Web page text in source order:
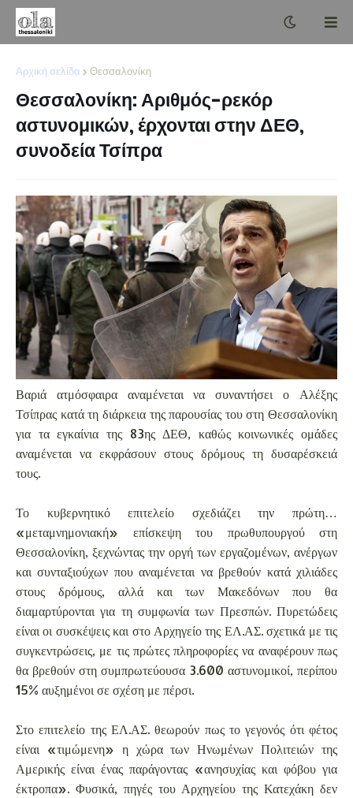
Αρχική σελίδα Θεσσαλονίκη
Θεσσαλονίκη: Αριθμός-ρεκόρ
αστυνομικών, έρχονται στην ΔΕΘ,
συνοδεία Τσίπρα
Βαριά ατμόσφαιρα αναμένεται να συναντήσει ο Αλέξης
Τσίπρας κατά τη διάρκεια της παρουσίας του στη Θεσσαλονίκη
για τα εγκαίνια της 83ης ΔΕΘ, καθώς κοινωνικές ομάδες
αναμένεται να εκφράσουν στους δρόμους τη δυσαρέσκειά
τους.
Το κυβερνητικό επιτελείο σχεδιάζει την πρώτη…
«μεταμνημονιακή» επίσκεψη του πρωθυπουργού στη
Θεσσαλονίκη, ξεχνώντας την οργή των εργαζομένων, ανέργων
και συνταξιούχων που αναμένεται να βρεθούν κατά χιλιάδες
στους δρόμους, αλλά και των Μακεδόνων που θα
διαμαρτύρονται για τη συμφωνία των Πρεσπών. Πυρετώδεις
είναι οι συσκέψεις και στο Αρχηγείο της ΕΛ.ΑΣ. σχετικά με τις
συγκεντρώσεις, με τις πρώτες πληροφορίες να αναφέρουν πως
θα βρεθούν στη συμπρωτεύουσα 3.600 αστυνομικοί, περίπου
15% αυξημένοι σε σχέση με πέρσι.
Στο επιτελείο της ΕΛ.ΑΣ. θεωρούν πως το γεγονός ότι φέτος
είναι «τιμώμενη» η χώρα των Ηνωμένων Πολιτειών της
Αμερικής είναι ένας παράγοντας «ανησυχίας και φόβου για
έκτροπα». Φυσικά, πηγές του Αρχηγείου της Κατεχάκη δεν